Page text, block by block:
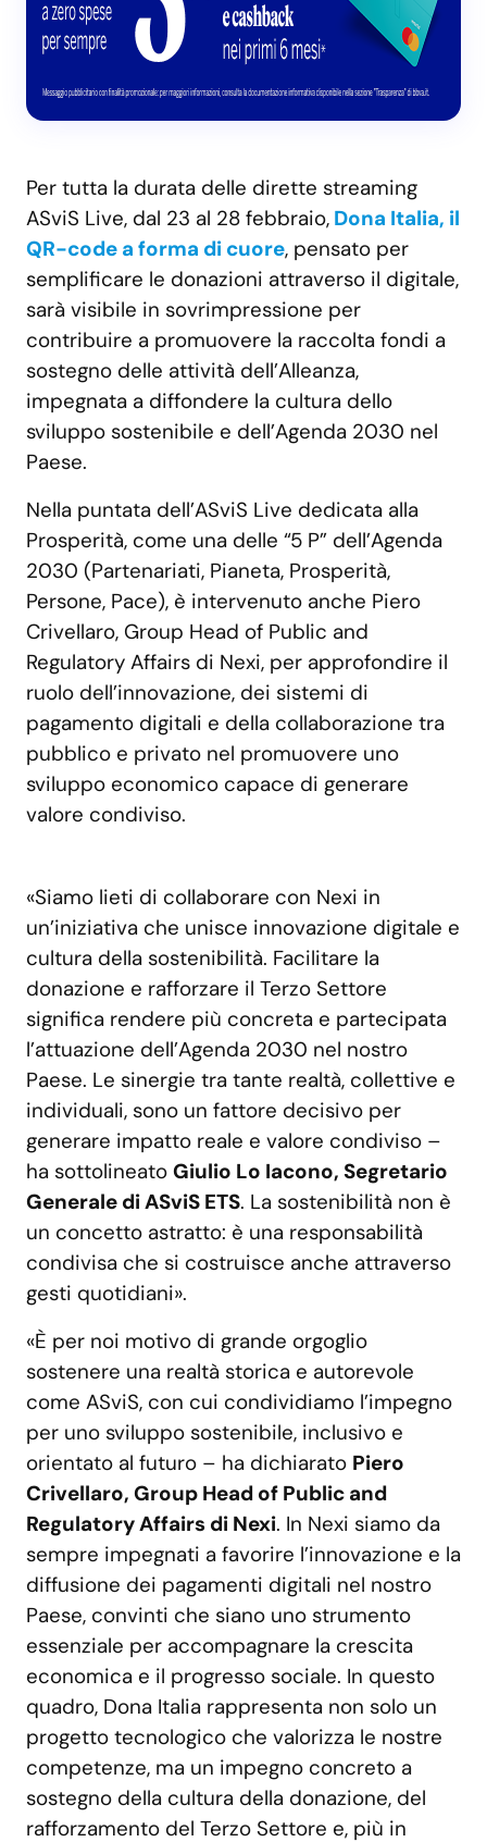
Per tutta la durata delle dirette streaming
ASviS Live, dal 23 al 28 febbraio, Dona Italia, il
QR-code a forma di cuore, pensato per
semplificare le donazioni attraverso il digitale,
sarà visibile in sovrimpressione per
contribuire a promuovere la raccolta fondi a
sostegno delle attività dell’Alleanza,
impegnata a diffondere la cultura dello
sviluppo sostenibile e dell’Agenda 2030 nel
Paese.
Nella puntata dell’ASviS Live dedicata alla
Prosperità, come una delle “5 P” dell’Agenda
2030 (Partenariati, Pianeta, Prosperità,
Persone, Pace), è intervenuto anche Piero
Crivellaro, Group Head of Public and
Regulatory Affairs di Nexi, per approfondire il
ruolo dell’innovazione, dei sistemi di
pagamento digitali e della collaborazione tra
pubblico e privato nel promuovere uno
sviluppo economico capace di generare
valore condiviso.
«Siamo lieti di collaborare con Nexi in
un’iniziativa che unisce innovazione digitale e
cultura della sostenibilità. Facilitare la
donazione e rafforzare il Terzo Settore
significa rendere più concreta e partecipata
l’attuazione dell’Agenda 2030 nel nostro
Paese. Le sinergie tra tante realtà, collettive e
individuali, sono un fattore decisivo per
generare impatto reale e valore condiviso –
ha sottolineato Giulio Lo Iacono, Segretario
Generale di ASviS ETS. La sostenibilità non è
un concetto astratto: è una responsabilità
condivisa che si costruisce anche attraverso
gesti quotidiani».
«È per noi motivo di grande orgoglio
sostenere una realtà storica e autorevole
come ASviS, con cui condividiamo l’impegno
per uno sviluppo sostenibile, inclusivo e
orientato al futuro – ha dichiarato Piero
Crivellaro, Group Head of Public and
Regulatory Affairs di Nexi. In Nexi siamo da
sempre impegnati a favorire l’innovazione e la
diffusione dei pagamenti digitali nel nostro
Paese, convinti che siano uno strumento
essenziale per accompagnare la crescita
economica e il progresso sociale. In questo
quadro, Dona Italia rappresenta non solo un
progetto tecnologico che valorizza le nostre
competenze, ma un impegno concreto a
sostegno della cultura della donazione, del
rafforzamento del Terzo Settore e, più in